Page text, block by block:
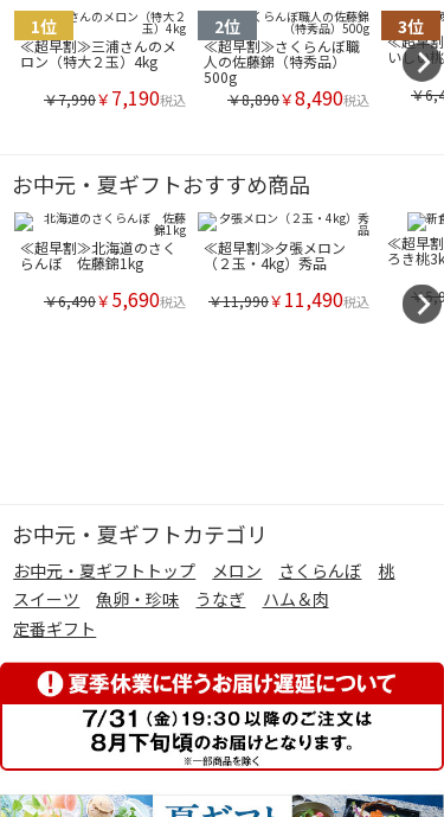
≪超早割≫三浦さんのメ
ロン（特大２玉）4kg
￥7,990￥ 7,190税込
≪超早割≫さくらんぼ職
人の佐藤錦（特秀品）
500g
￥8,890￥8,490税込
≪超早
いしい桃
￥
お中元・夏ギフトおすすめ商品
≪超早割≫北海道のさく
らんぼ 佐藤錦1kg
￥6,490￥ 5,690税込
≪超早割≫夕張メロン
（２玉・4kg）秀品
￥11,990￥ 11,490税込
≪超早
ろき桃3kg
￥
お中元・夏ギフトカテゴリ
お中元・夏ギフトトップ メロン さくらんぼ
桃
スイーツ
魚卵・珍味 うなぎ
ハム＆肉
定番ギフト